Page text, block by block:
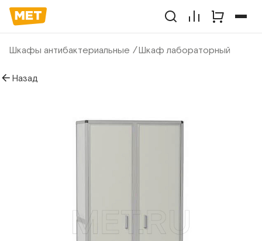
Шкафы антибактериальные Шкаф лабораторный
Назад